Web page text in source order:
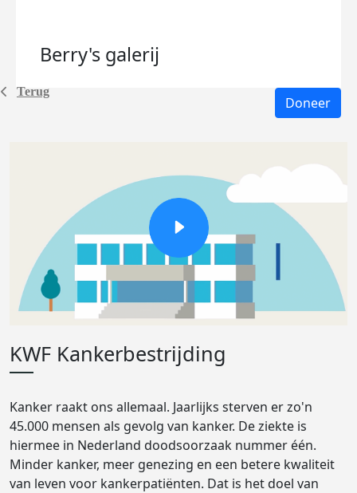
Terug
Berry's galerij
Doneer
KWF Kankerbestrijding
Kanker raakt ons allemaal. Jaarlijks sterven er zo'n
45.000 mensen als gevolg van kanker. De ziekte is
hiermee in Nederland doodsoorzaak nummer één.
Minder kanker, meer genezing en een betere kwaliteit
van leven voor kankerpatiënten. Dat is het doel van